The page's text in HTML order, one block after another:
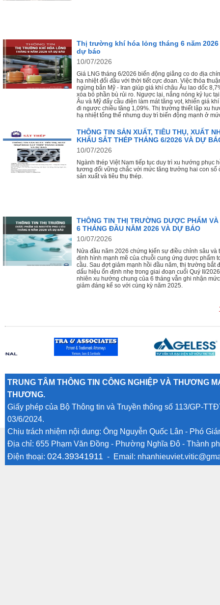
Thị trường khí hóa lỏng tháng 6 năm 2026
dự báo
10/07/2026
Giá LNG tháng 6/2026 biến động giằng co do địa
hạ nhiệt đối đầu với thời tiết cực đoan. Việc thỏa
ngừng bắn Mỹ - Iran giúp giá khí châu Âu lao dốc
xóa bỏ phần bù rủi ro. Ngược lại, nắng nóng kỷ lục
Âu và Mỹ đẩy cầu điện làm mát tăng vọt, khiến giá
đi ngược chiều tăng 1,09%. Thị trường thiết lập xu
hạ nhiệt tổng thể nhưng duy trì biến động mạnh ở
THÔNG TIN SẢN XUẤT, TIÊU THỤ, XUẤT
KHẨU SẮT THÉP THÁNG 6/2026 VÀ DỰ
10/07/2026
Ngành thép Việt Nam tiếp tục duy trì xu hướng phục
tương đối vững chắc với mức tăng trưởng hai con số
sản xuất và tiêu thụ thép.
THÔNG TIN THỊ TRƯỜNG DƯỢC PHẨM VÀ
6 THÁNG ĐẦU NĂM 2026 VÀ DỰ BÁO
10/07/2026
Nửa đầu năm 2026 chứng kiến sự điều chỉnh sâu và
định hình mạnh mẽ của chuỗi cung ứng dược phẩm
cầu. Sau đợt giảm mạnh hồi đầu năm, thị trường bắt
dấu hiệu ổn định nhẹ trong giai đoạn cuối Quý II/
nhiên xu hướng chung của 6 tháng vẫn ghi nhận
giảm đáng kể so với cùng kỳ năm 2025.
TRUNG TÂM THÔNG TIN CÔNG NGHIỆP VÀ THƯƠNG
THƯƠNG.
Giấy phép của Bộ Thông tin và Truyền thông số 113/GP-
03/6/2024.
Chịu trách nhiệm nội dung: Ông Nguyễn Quốc Lân - Phó
Địa chỉ: 655 Phạm Văn Đồng - Phường Nghĩa Đô - Thành
Điện thoại: 024.39341911 - Email: